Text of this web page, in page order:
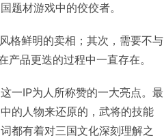
题材游戏中的佼佼者。
格鲜明的卖相；其次，需要不与
品更迭的过程中一直存在。
一IP为人所称赞的一大亮点。最
的人物来还原的，武将的技能
都有着对三国文化深刻理解之